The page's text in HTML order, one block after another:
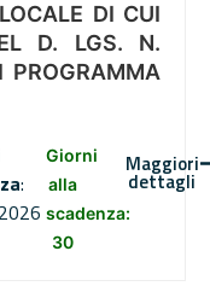
DI CUI
D. LGS. N.
:
Giorni
alla
scadenza:
30
Maggiori
dettagli